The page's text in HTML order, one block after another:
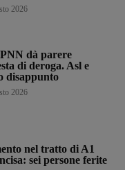
2026
dà parere
di deroga. Asl e
disappunto
2026
nel tratto di A1
sei persone ferite